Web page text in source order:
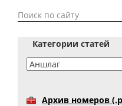
Категории статей
Архив номеров